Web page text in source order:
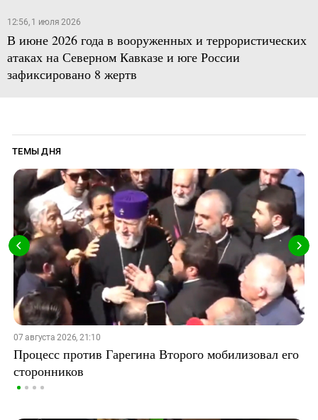
12:56, 1 июля 2026
В июне 2026 года в вооруженных и террористических
атаках на Северном Кавказе и юге России
зафиксировано 8 жертв
ТЕМЫ ДНЯ
07 августа 2026, 21:10
Процесс против Гарегина Второго мобилизовал его
сторонников